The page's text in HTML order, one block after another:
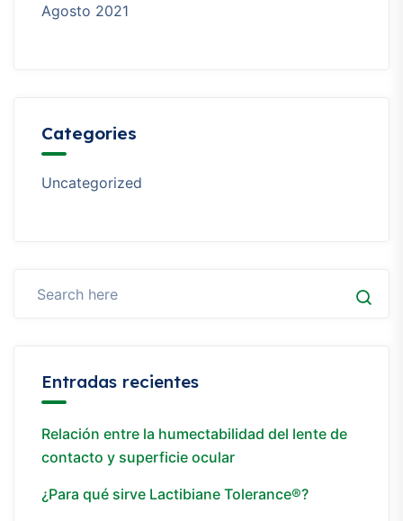
Agosto 2021
Categories
Uncategorized
Entradas recientes
Relación entre la humectabilidad del lente de
contacto y superficie ocular
¿Para qué sirve Lactibiane Tolerance®?